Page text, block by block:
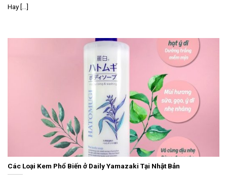
Hay [...]
Các Loại Kem Phổ Biến ở Daily Yamazaki Tại Nhật Bản